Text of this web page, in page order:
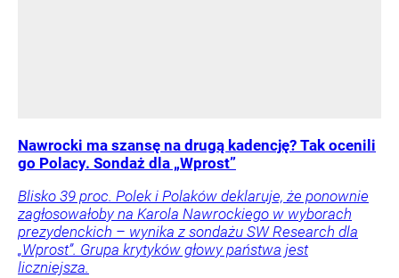
Nawrocki ma szansę na drugą kadencję? Tak ocenili
go Polacy. Sondaż dla „Wprost”
Blisko 39 proc. Polek i Polaków deklaruje, że ponownie
zagłosowałoby na Karola Nawrockiego w wyborach
prezydenckich – wynika z sondażu SW Research dla
„Wprost”. Grupa krytyków głowy państwa jest
liczniejsza.